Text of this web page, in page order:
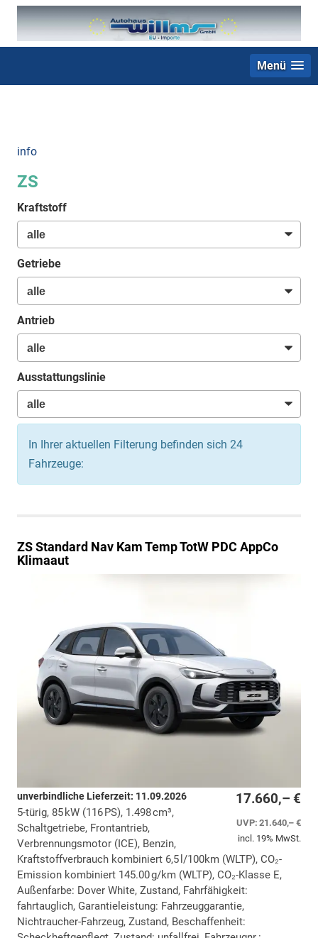
Menü
info
ZS
Kraftstoff
Getriebe
Antrieb
Ausstattungslinie
In Ihrer aktuellen Filterung befinden sich 24
Fahrzeuge:
ZSStandard Nav Kam Temp TotW PDC AppCo
Klimaaut
17.660,– €
UVP:21.640,– €
incl. 19% MwSt.
unverbindliche Lieferzeit: 11.09.2026
5-türig, 85 kW (116 PS), 1.498 cm³,
Schaltgetriebe, Frontantrieb,
Verbrennungsmotor (ICE), Benzin,
Kraftstoffverbrauch kombiniert 6,5 l/100km (WLTP), CO₂-
Emission kombiniert 145.00 g/km (WLTP), CO₂-Klasse E,
Außenfarbe: Dover White, Zustand, Fahrfähigkeit:
fahrtauglich, Garantieleistung: Fahrzeuggarantie,
Nichtraucher-Fahrzeug, Zustand, Beschaffenheit: